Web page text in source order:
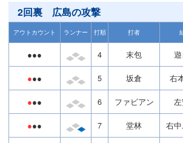
2回裏 広島の攻撃
アウトカウント ランナー 打順 打者
●●● 4 末包
●●● 5 坂倉 右
●●● 6 ファビアン
●●● 7 堂林 右